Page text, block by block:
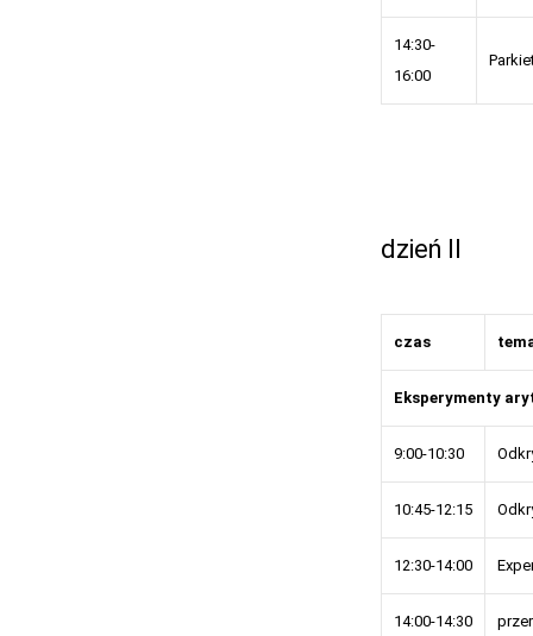
14:30-
16:00
dzień II
czas
Eksperymenty
9:00-10:30
10:45-12:15
12:30-14:00
14:00-14:30